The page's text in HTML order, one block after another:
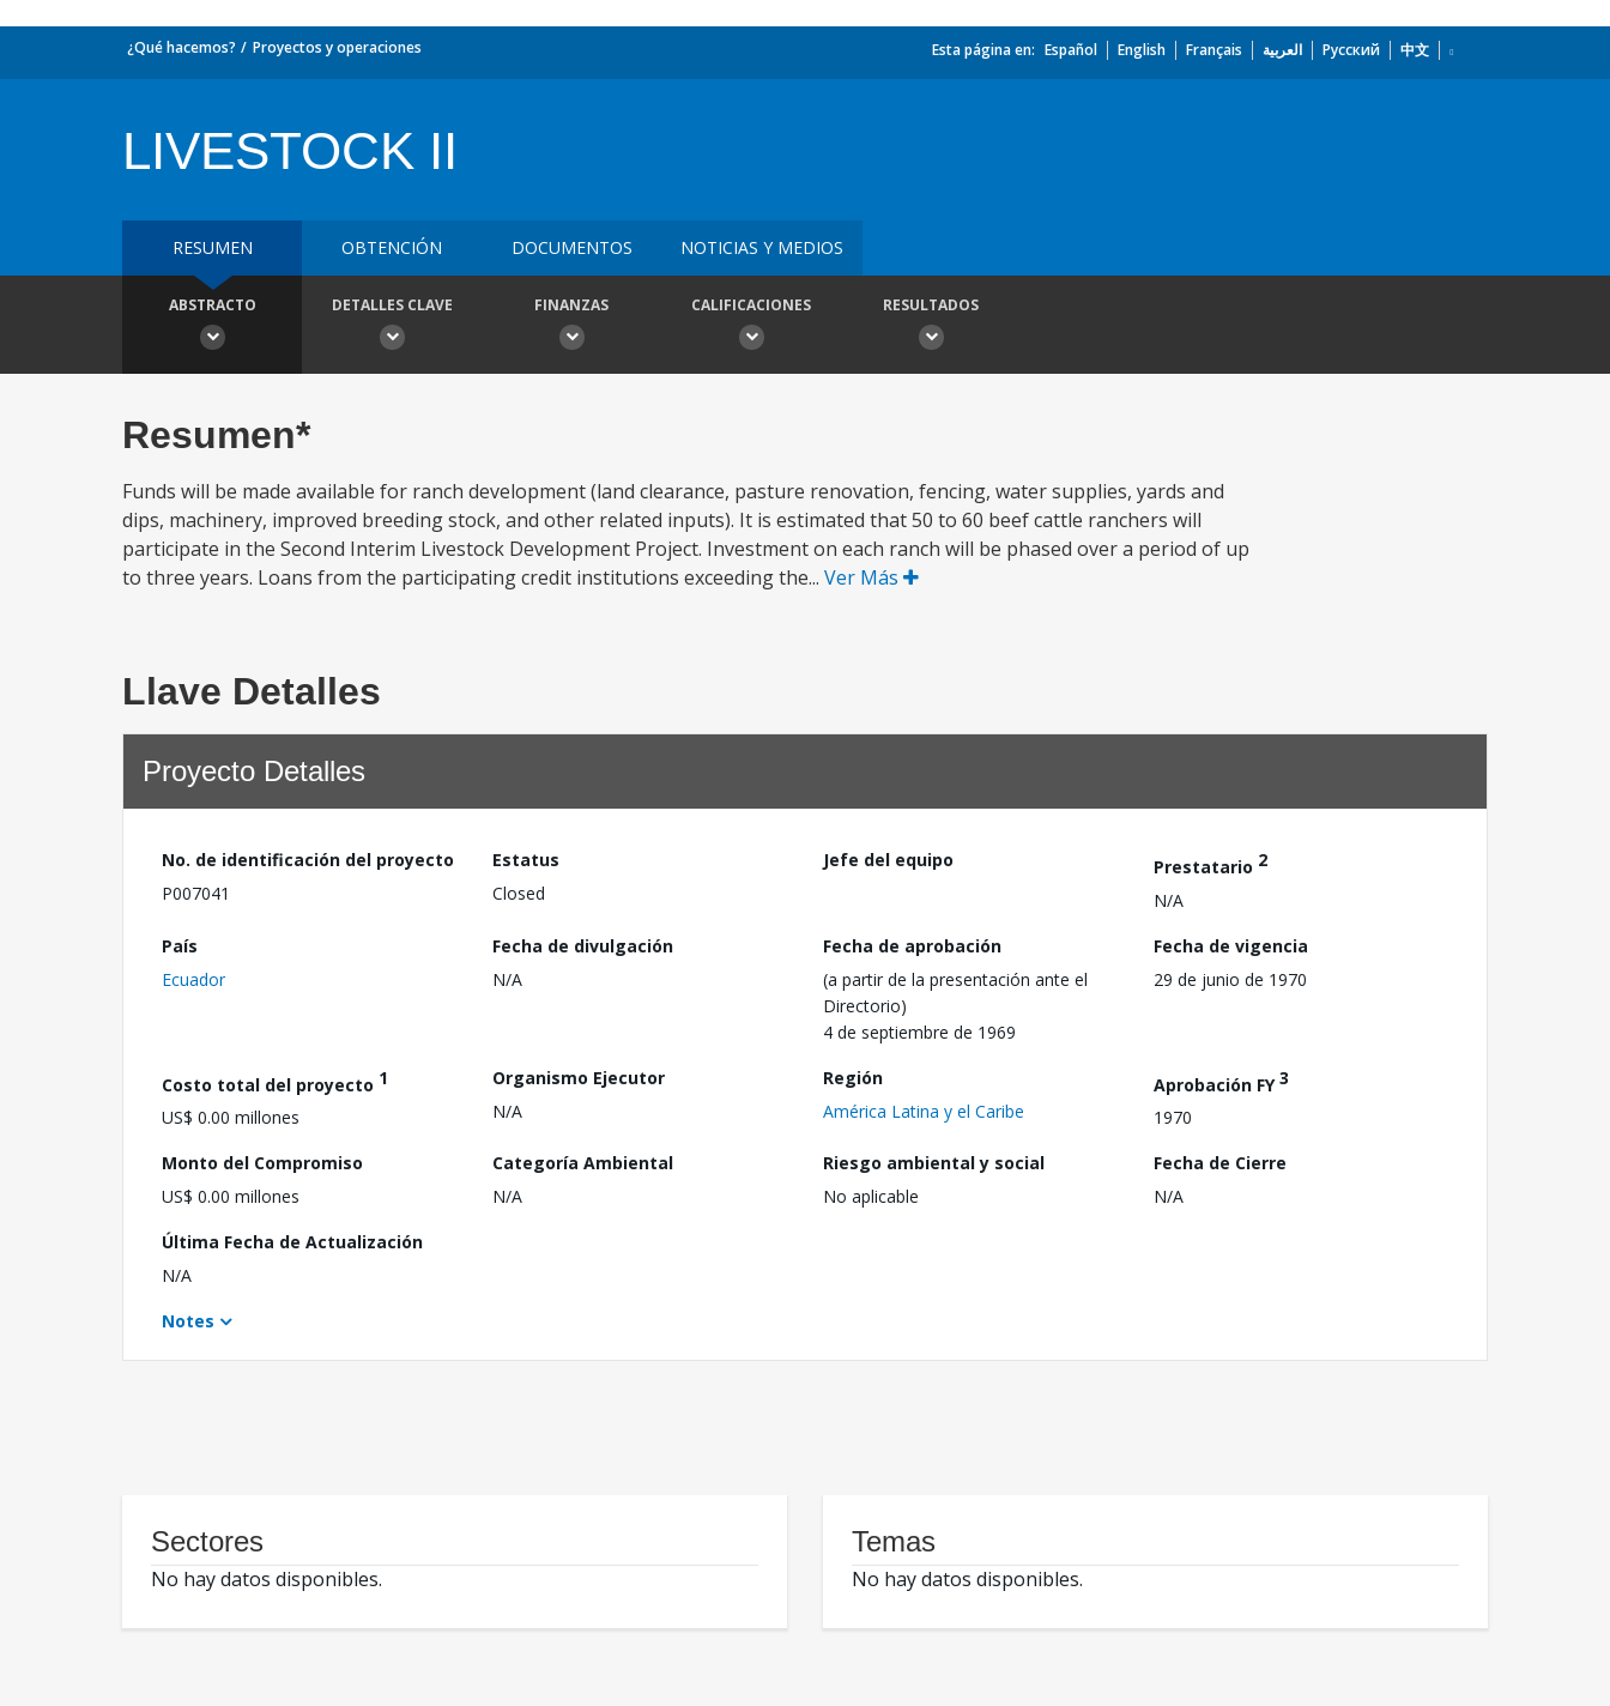
¿Qué hacemos? Proyectos y operaciones Esta página en: Español English Français العربية Русский 中文
LIVESTOCK II
RESUMEN OBTENCIÓN DOCUMENTOS NOTICIAS Y MEDIOS
ABSTRACTO DETALLES CLAVE FINANZAS CALIFICACIONES RESULTADOS
Resumen*
Funds will be made available for ranch development (land clearance, pasture renovation, fencing, water supplies, yards and
dips, machinery, improved breeding stock, and other related inputs). It is estimated that 50 to 60 beef cattle ranchers will
participate in the Second Interim Livestock Development Project. Investment on each ranch will be phased over a period of up
to three years. Loans from the participating credit institutions exceeding the... Ver Más
Llave Detalles
Proyecto Detalles
No. de identificación del proyecto
P007041
Estatus
Closed
Jefe del equipo Prestatario 2
N/A
País
Ecuador
Fecha de divulgación
N/A
Fecha de aprobación
(a partir de la presentación ante el
Directorio)
4 de septiembre de 1969
Fecha de vigencia
29 de junio de 1970
Costo total del proyecto 1
US$ 0.00 millones
Organismo Ejecutor
N/A
Región
América Latina y el Caribe
Aprobación FY3
1970
Monto del Compromiso
US$ 0.00 millones
Categoría Ambiental
N/A
Riesgo ambiental y social
No aplicable
Fecha de Cierre
N/A
Última Fecha de Actualización
N/A
Notes
Sectores
No hay datos disponibles.
Temas
No hay datos disponibles.